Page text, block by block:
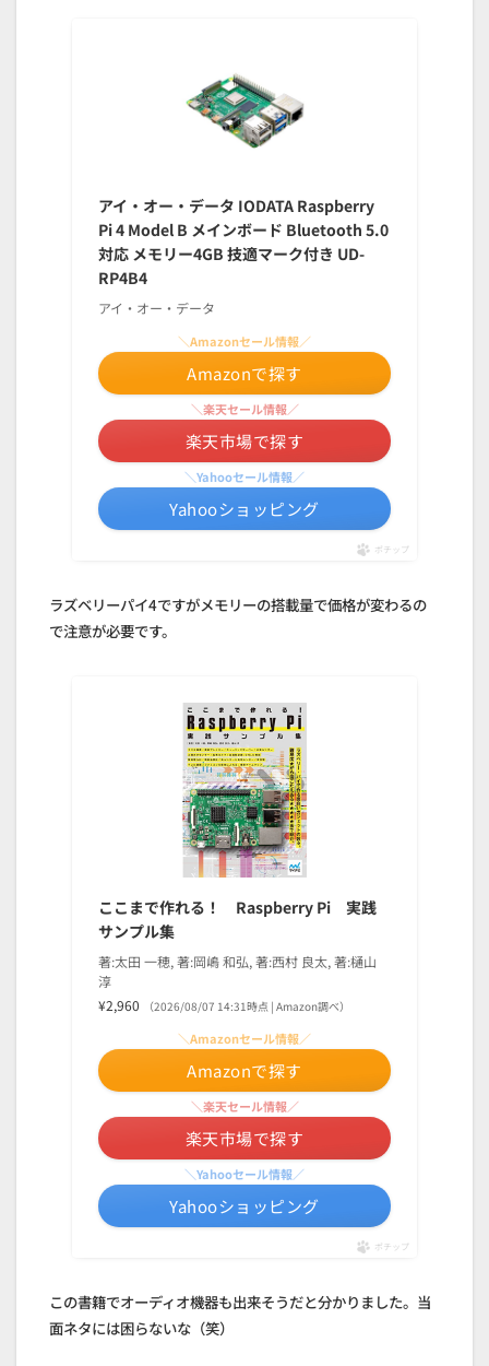
アイ・オー・データ IODATA Raspberry
Pi 4 Model B メインボード Bluetooth 5.0
対応 メモリー4GB 技適マーク付き UD-
RP4B4
アイ・オー・データ
＼Amazonセール情報／
Amazonで探す
＼楽天セール情報／
楽天市場で探す
＼Yahooセール情報／
Yahooショッピング
ポチップ
ラズベリーパイ4ですがメモリーの搭載量で価格が変わるの
で注意が必要です。
ここまで作れる！ Raspberry Pi 実践
サンプル集
著:太田 一穂, 著:岡嶋 和弘, 著:西村 良太, 著:樋山
淳
¥2,960
（2026/08/07 14:31時点 | Amazon調べ）
＼Amazonセール情報／
Amazonで探す
＼楽天セール情報／
楽天市場で探す
＼Yahooセール情報／
Yahooショッピング
ポチップ
この書籍でオーディオ機器も出来そうだと分かりました。当
面ネタには困らないな（笑）